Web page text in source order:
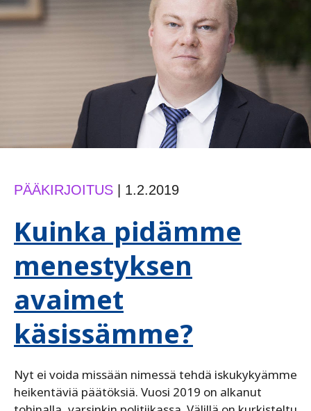
PÄÄKIRJOITUS | 1.2.2019
Kuinka pidämme
menestyksen
avaimet
käsissämme?
Nyt ei voida missään nimessä tehdä iskukykyämme
heikentäviä päätöksiä. Vuosi 2019 on alkanut